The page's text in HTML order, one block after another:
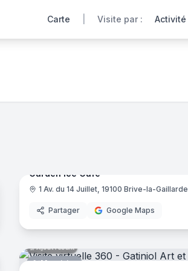
Carte Visite par : Activité
Restaurant
Garden Ice Café
1 Av. du 14 Juillet, 19100 Brive-la-Gaillarde
Partager Google Maps
U Menuisier
Ajout récent